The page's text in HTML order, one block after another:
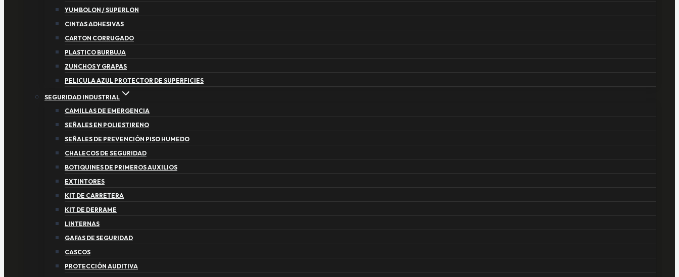
YUMBOLON / SUPERLON
CINTAS ADHESIVAS
CARTON CORRUGADO
PLASTICO BURBUJA
ZUNCHOS Y GRAPAS
PELICULA AZUL PROTECTOR DE SUPERFICIES
SEGURIDAD INDUSTRIAL
CAMILLAS DE EMERGENCIA
SEÑALES EN POLIESTIRENO
SEÑALES DE PREVENCIÓN PISO HUMEDO
CHALECOS DE SEGURIDAD
BOTIQUINES DE PRIMEROS AUXILIOS
EXTINTORES
KIT DE CARRETERA
KIT DE DERRAME
LINTERNAS
GAFAS DE SEGURIDAD
CASCOS
PROTECCIÓN AUDITIVA